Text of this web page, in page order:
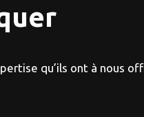
qu’ils ont à nous